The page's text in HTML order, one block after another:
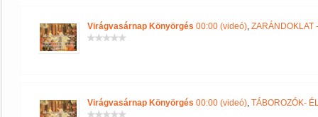
Virágvasárnap Könyörgés 00:00 (videó), ZARÁNDOKLAT
Virágvasárnap Könyörgés 00:00 (videó), TÁBOROZÓK-